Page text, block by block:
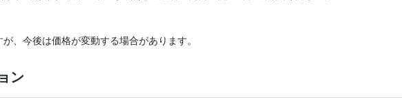
、今後は価格が変動する場合があります。
ン